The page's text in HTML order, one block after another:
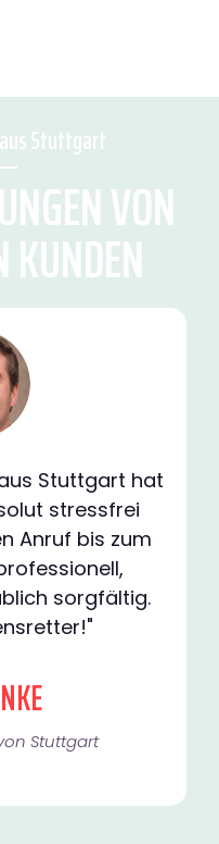
Stuttgart
VON
KUNDEN
Stuttgart hat
stressfrei
Anruf bis zum
sorgfältig.
Stuttgart​